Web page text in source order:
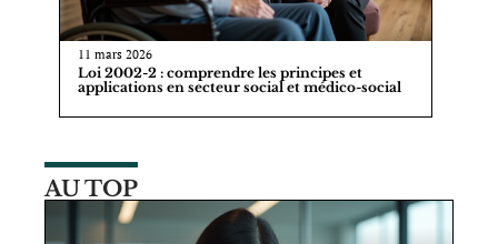
11 mars 2026
Loi 2002-2 : comprendre les principes et
applications en secteur social et médico-social
AU TOP